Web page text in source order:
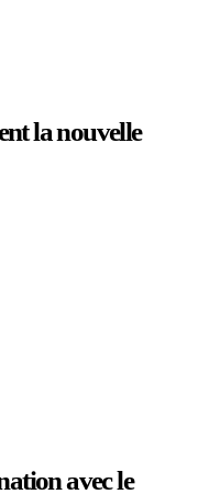
la nouvelle
avec le